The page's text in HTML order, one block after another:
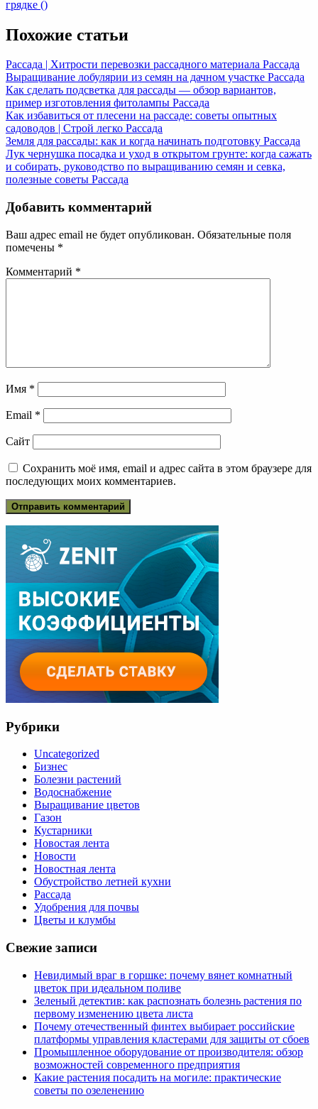
Post:
грядке ()
Похожие статьи
Рассада | Хитрости перевозки рассадного материала Рассада
Выращивание лобулярии из семян на дачном участке Рассада
Как сделать подсветка для рассады — обзор вариантов,
пример изготовления фитолампы Рассада
Как избавиться от плесени на рассаде: советы опытных
садоводов | Строй легко Рассада
Земля для рассады: как и когда начинать подготовку Рассада
Лук чернушка посадка и уход в открытом грунте: когда сажать
и собирать, руководство по выращиванию семян и севка,
полезные советы Рассада
Добавить комментарий
Ваш адрес email не будет опубликован. Обязательные поля
помечены *
Комментарий *
Имя *
Email *
Сайт
Сохранить моё имя, email и адрес сайта в этом браузере для
последующих моих комментариев.
Рубрики
Uncategorized
Бизнес
Болезни растений
Водоснабжение
Выращивание цветов
Газон
Кустарники
Новостая лента
Новости
Новостная лента
Обустройство летней кухни
Рассада
Удобрения для почвы
Цветы и клумбы
Свежие записи
Невидимый враг в горшке: почему вянет комнатный
цветок при идеальном поливе
Зеленый детектив: как распознать болезнь растения по
первому изменению цвета листа
Почему отечественный финтех выбирает российские
платформы управления кластерами для защиты от сбоев
Промышленное оборудование от производителя: обзор
возможностей современного предприятия
Какие растения посадить на могиле: практические
советы по озеленению